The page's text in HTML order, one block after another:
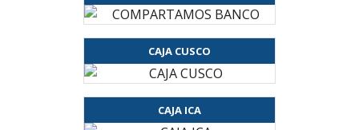
CAJA CUSCO
CAJA ICA